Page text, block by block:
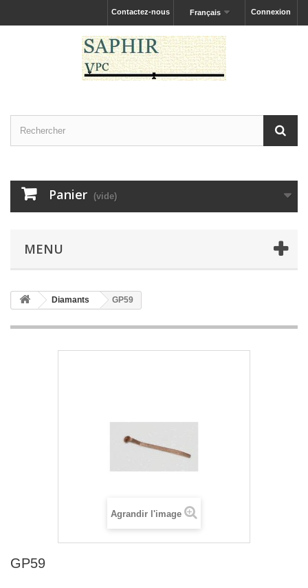
Connexion
Français
Contactez-nous
Panier (vide)
MENU
Diamants GP59
Agrandir l'image
GP59